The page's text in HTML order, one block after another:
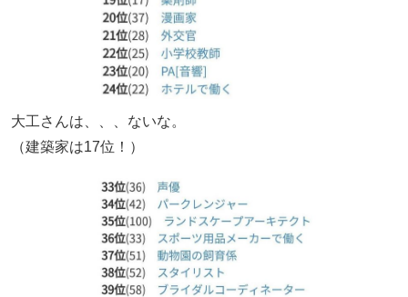
大工さんは、、、ないな。
（建築家は17位！）